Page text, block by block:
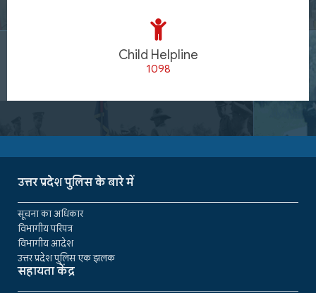
Child Helpline
1098
उत्तर प्रदेश पुलिस के बारे में
सूचना का अधिकार
विभागीय परिपत्र
विभागीय आदेश
उत्तर प्रदेश पुलिस एक झलक
सहायता केंद्र